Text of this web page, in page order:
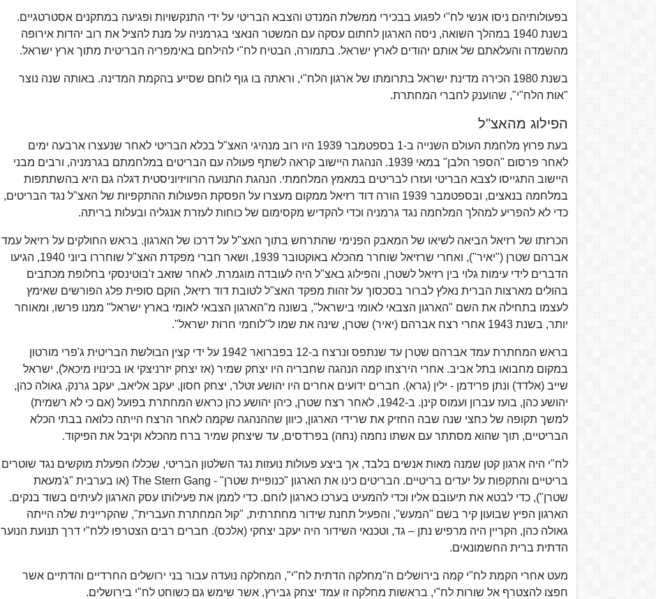
בפעולותיהם ניסו אנשי לח"י לפגוע בבכירי ממשלת המנדט והצבא הבריטי על ידי התנקשויות ופגיעה במתקנים אסטרטגיים.
בשנת 1940 במהלך השואה, ניסה הארגון לחתום עסקה עם המשטר הנאצי בגרמניה על מנת להציל את רוב יהדות אירופה
מהשמדה והעלאתם של אותם יהודים לארץ ישראל. בתמורה, הבטיח לח"י להילחם באימפריה הבריטית מתוך ארץ ישראל.
בשנת 1980 הכירה מדינת ישראל בתרומתו של ארגון הלח"י, וראתה בו גוף לוחם שסייע בהקמת המדינה. באותה שנה נוצר
"אות הלח"י", שהוענק לחברי המחתרת.
הפילוג מהאצ"ל
בעת פרוץ מלחמת העולם השנייה ב-1 בספטמבר 1939 היו רוב מנהיגי האצ"ל בכלא הבריטי לאחר שנעצרו ארבעה ימים
לאחר פרסום "הספר הלבן" במאי 1939. הנהגת היישוב קראה לשתף פעולה עם הבריטים במלחמתם בגרמניה, ורבים מבני
היישוב התגייסו לצבא הבריטי ועזרו לבריטים במאמץ המלחמתי. הנהגת התנועה הרוויזיוניסטית דגלה גם היא בהשתתפות
במלחמה בנאצים, ובספטמבר 1939 הורה דוד רזיאל ממקום מעצרו על הפסקת הפעולות ההתקפיות של האצ"ל נגד הבריטים,
כדי לא להפריע למהלך המלחמה נגד גרמניה וכדי להקדיש מקסימום של כוחות לעזרת אנגליה ובעלות בריתה.
הכרזתו של רזיאל הביאה לשיאו של המאבק הפנימי שהתרחש בתוך האצ"ל על דרכו של הארגון. בראש החולקים על רזיאל עמד
אברהם שטרן ("יאיר"), ואחרי שרזיאל שוחרר מהכלא באוקטובר 1939, ושאר חברי מפקדת האצ"ל שוחררו ביוני 1940, הגיעו
הדברים לידי עימות גלוי בין רזיאל לשטרן, והפילוג באצ"ל היה לעובדה מוגמרת. לאחר שזאב ז'בוטינסקי בחלופת מכתבים
בהולים מארצות הברית נאלץ לברור בסכסוך על זהות מפקד האצ"ל לטובת דוד רזיאל, הוקם סופית פלג הפורשים שאימץ
לעצמו בתחילה את השם "הארגון הצבאי לאומי בישראל", בשונה מ"הארגון הצבאי לאומי בארץ ישראל" ממנו פרשו, ומאוחר
יותר, בשנת 1943 אחרי רצח אברהם (יאיר) שטרן, שינה את שמו ל"לוחמי חרות ישראל".
בראש המחתרת עמד אברהם שטרן עד שנתפס ונרצח ב-12 בפברואר 1942 על ידי קצין הבולשת הבריטית ג'פרי מורטון
במקום מחבואו בתל אביב. אחרי הירצחו קמה הנהגה שחבריה היו יצחק שמיר (אז יצחק יזרניצקי או בכינויו מיכאל), ישראל
שייב (אלדד) ונתן פרידמן - ילין (גרא). חברים ידועים אחרים היו יהושע זטלר, יצחק חסון, יעקב אליאב, יעקב גרנק, גאולה כהן,
יהושע כהן, בועז עברון ועמוס קינן. ב-1942, לאחר רצח שטרן, כיהן יהושע כהן כראש המחתרת בפועל (אם כי לא רשמית)
למשך תקופה של כחצי שנה שבה החזיק את שרידי הארגון, כיוון שההנהגה שקמה לאחר הרצח הייתה כלואה בבתי הכלא
הבריטיים, תוך שהוא מסתתר עם אשתו נחמה (נחה) בפרדסים, עד שיצחק שמיר ברח מהכלא וקיבל את הפיקוד.
לח"י היה ארגון קטן שמנה מאות אנשים בלבד, אך ביצע פעולות נועזות נגד השלטון הבריטי, שכללו הפעלת מוקשים נגד שוטרים
בריטיים והתקפות על יעדים בריטיים. הבריטים כינו את הארגון "כנופיית שטרן" - The Stern Gang (או בערבית "ג'מעאת
שטרן"), כדי לבטא את תיעובם אליו וכדי להמעיט בערכו כארגון לוחם. כדי לממן את פעילותו עסק הארגון לעיתים בשוד בנקים.
הארגון הפיץ שבועון קיר בשם "המעש", והפעיל תחנת שידור מחתרתית, "קול המחתרת העברית", שהקריינית שלה הייתה
גאולה כהן, הקריין היה מרפיש נתן – גד, וטכנאי השידור היה יעקב יצחקי (אלכס). חברים רבים הצטרפו ללח"י דרך תנועת הנוער
הדתית ברית החשמונאים.
מעט אחרי הקמת לח"י קמה בירושלים ה"מחלקה הדתית לח"י", המחלקה נועדה עבור בני ירושלים החרדיים והדתיים אשר
חפצו להצטרף אל שורות לח"י, בראשות מחלקה זו עמד יצחק גבירץ, אשר שימש גם כשוחט לח"י בירושלים.